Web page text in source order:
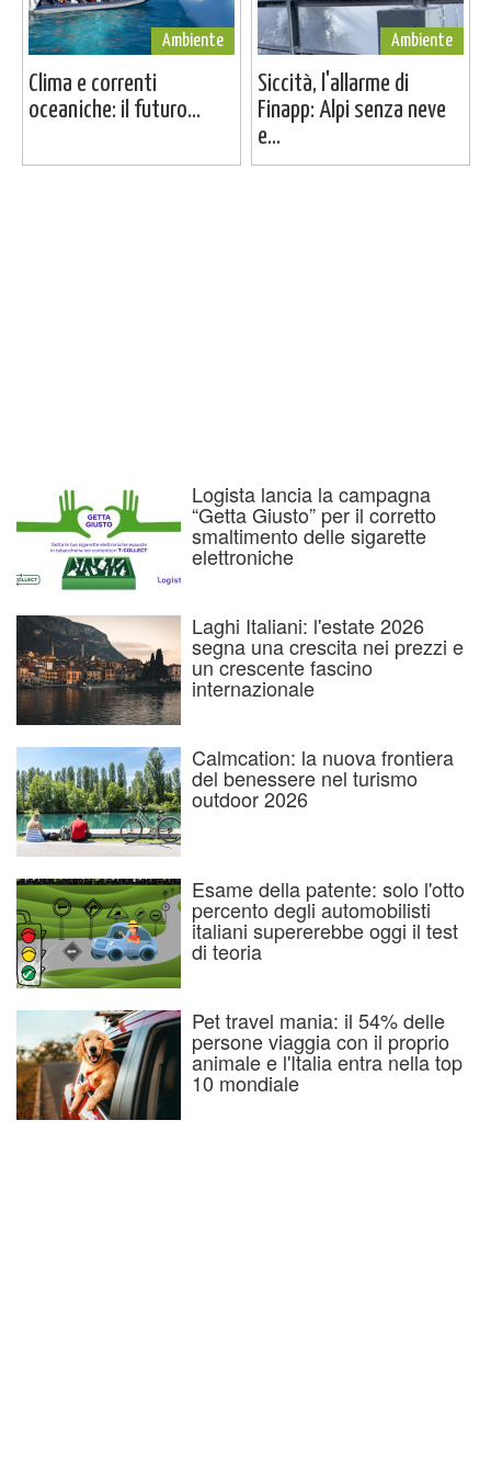
Ambiente
Clima e correnti
oceaniche: il futuro...
Ambiente
Siccità, l'allarme di
Finapp: Alpi senza neve
e...
Logista lancia la campagna
“Getta Giusto” per il corretto
smaltimento delle sigarette
elettroniche
Laghi Italiani: l'estate 2026
segna una crescita nei prezzi e
un crescente fascino
internazionale
Calmcation: la nuova frontiera
del benessere nel turismo
outdoor 2026
Esame della patente: solo l'otto
percento degli automobilisti
italiani supererebbe oggi il test
di teoria
Pet travel mania: il 54% delle
persone viaggia con il proprio
animale e l'Italia entra nella top
10 mondiale